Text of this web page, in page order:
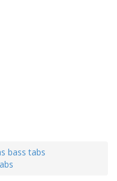
bass tabs